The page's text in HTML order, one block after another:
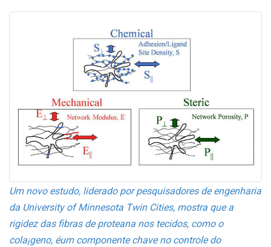
Um novo estudo, liderado por pesquisadores de engenharia
da University of Minnesota Twin Cities, mostra que a
rigidez das fibras de protea­na nos tecidos, como o
cola¡geno, éum componente chave no controle do